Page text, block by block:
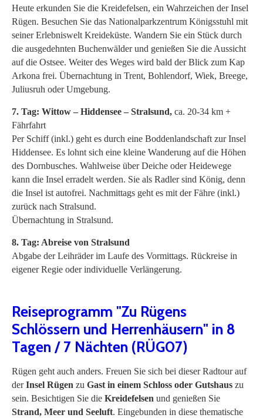
Heute erkunden Sie die Kreidefelsen, ein Wahrzeichen der Insel
Rügen. Besuchen Sie das Nationalparkzentrum Königsstuhl mit
seiner Erlebniswelt Kreideküste. Wandern Sie ein Stück durch
die ausgedehnten Buchenwälder und genießen Sie die Aussicht
auf die Ostsee. Weiter des Weges wird bald der Blick zum Kap
Arkona frei. Übernachtung in Trent, Bohlendorf, Wiek, Breege,
Juliusruh oder Umgebung.
7. Tag: Wittow – Hiddensee – Stralsund, ca. 20-34 km +
Fährfahrt
Per Schiff (inkl.) geht es durch eine Boddenlandschaft zur Insel
Hiddensee. Es lohnt sich eine kleine Wanderung auf die Höhen
des Dornbusches. Wahlweise über Deiche oder Heidewege
kann die Insel erradelt werden. Sie als Radler sind König, denn
die Insel ist autofrei. Nachmittags geht es mit der Fähre (inkl.)
zurück nach Stralsund.
Übernachtung in Stralsund.
8. Tag: Abreise von Stralsund
Abgabe der Leihräder im Laufe des Vormittags. Rückreise in
eigener Regie oder individuelle Verlängerung.
Reiseprogramm "Zu Rügens
Schlössern und Herrenhäusern" in 8
Tagen / 7 Nächten (RÜG07)
Rügen geht auch anders. Freuen Sie sich bei dieser Radtour auf
derInsel Rügen zu Gast in einem Schloss oder Gutshaus zu
sein. Besichtigen Sie die Kreidefelsen und genießen Sie
Strand, Meer und Seeluft. Eingebunden in diese thematische